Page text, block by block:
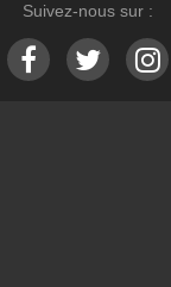
Suivez-nous sur :